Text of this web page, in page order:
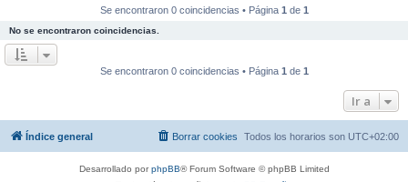
Se encontraron 0 coincidencias • Página 1 de 1
No se encontraron coincidencias.
Se encontraron 0 coincidencias • Página 1 de 1
Ir a
Índice general Todos los horarios son UTC+02:00
Borrar cookies
Desarrollado porphpBB® Forum Software © phpBB Limited